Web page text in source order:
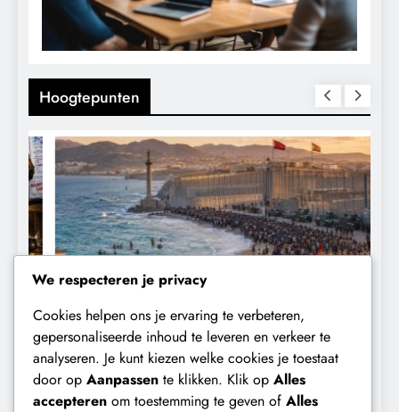
Hoogtepunten
CONTROLE GEOPOLITIEK
De Realiteit aan de Grens van Ceuta:
Boots on the Ground.
We respecteren je privacy
Cookies helpen ons je ervaring te verbeteren,
gepersonaliseerde inhoud te leveren en verkeer te
analyseren. Je kunt kiezen welke cookies je toestaat
door op Aanpassen te klikken. Klik op Alles
accepteren om toestemming te geven of Alles